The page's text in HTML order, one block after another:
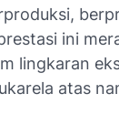
ini
lingkaran
atas